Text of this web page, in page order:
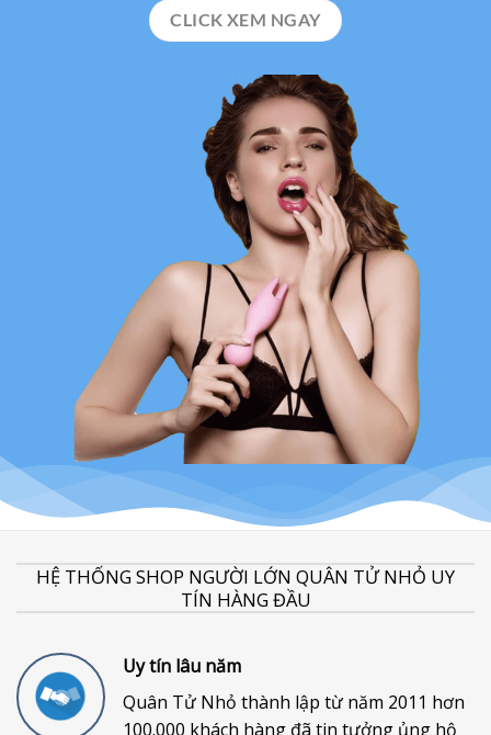
CLICK XEM NGAY
HỆ THỐNG SHOP NGƯỜI LỚN QUÂN TỬ NHỎ UY
TÍN HÀNG ĐẦU
Uy tín lâu năm
Quân Tử Nhỏ thành lập từ năm 2011 hơn
100.000 khách hàng đã tin tưởng ủng hộ